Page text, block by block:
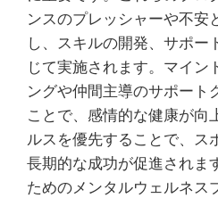
ンスのプレッシャーや不安
し、スキルの開発、サポー
じて実施されます。マイン
ングや仲間主導のサポート
ことで、感情的な健康が向
ルスを優先することで、ス
長期的な成功が促進されま
ためのメンタルウェルネス